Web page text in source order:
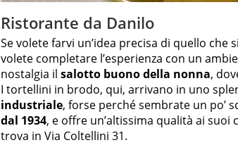
Ristorante da Danilo
Se volete farvi un’idea precisa di quello che
volete completare l’esperienza con un
nostalgia il salotto buono della nonna,
I tortellini in brodo, qui, arrivano in uno
industriale, forse perché sembrate un po’
dal 1934, e offre un’altissima qualità ai
trova in Via Coltellini 31.